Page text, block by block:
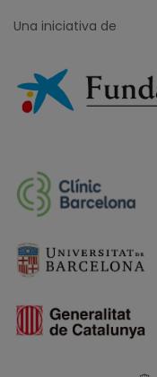
Una iniciativa de